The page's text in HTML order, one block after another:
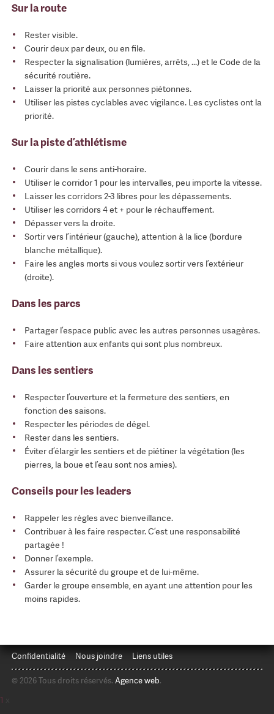
Sur la route
Rester visible.
Courir deux par deux, ou en file.
Respecter la signalisation (lumières, arrêts, ...) et le Code de la
sécurité routière.
Laisser la priorité aux personnes piétonnes.
Utiliser les pistes cyclables avec vigilance. Les cyclistes ont la
priorité.
Sur la piste d’athlétisme
Courir dans le sens anti-horaire.
Utiliser le corridor 1 pour les intervalles, peu importe la vitesse.
Laisser les corridors 2-3 libres pour les dépassements.
Utiliser les corridors 4 et + pour le réchauffement.
Dépasser vers la droite.
Sortir vers l’intérieur (gauche), attention à la lice (bordure
blanche métallique).
Faire les angles morts si vous voulez sortir vers l’extérieur
(droite).
Dans les parcs
Partager l’espace public avec les autres personnes usagères.
Faire attention aux enfants qui sont plus nombreux.
Dans les sentiers
Respecter l’ouverture et la fermeture des sentiers, en
fonction des saisons.
Respecter les périodes de dégel.
Rester dans les sentiers.
Éviter d’élargir les sentiers et de piétiner la végétation (les
pierres, la boue et l’eau sont nos amies).
Conseils pour les leaders
Rappeler les règles avec bienveillance.
Contribuer à les faire respecter. C’est une responsabilité
partagée !
Donner l’exemple.
Assurer la sécurité du groupe et de lui-même.
Garder le groupe ensemble, en ayant une attention pour les
moins rapides.
Confidentialité Nous joindre Liens utiles
© 2026 Tous droits réservés. Agence web.
1